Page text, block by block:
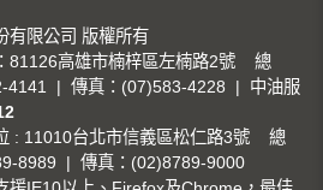
有限公司 版權所有
81126高雄市楠梓區左楠路2號 總
4141 | 傳真：(07)583-4228 | 中油服
: 11010台北市信義區松仁路3號 總
8989 | 傳真：(02)8789-9000